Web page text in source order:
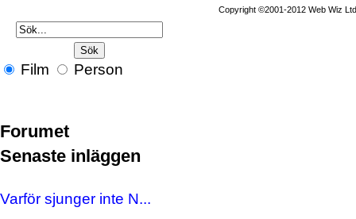
Copyright ©2001-2012 Web Wiz
Film Person
Forumet
Senaste inläggen
Varför sjunger inte N...